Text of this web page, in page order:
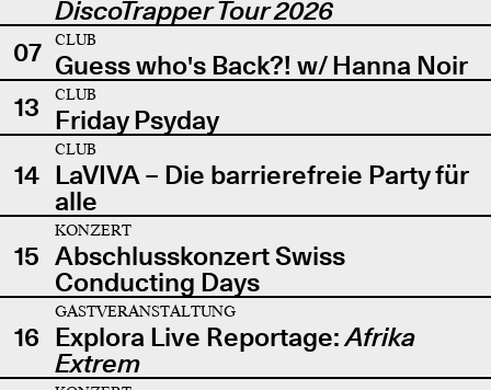
DiscoTrapper Tour 2026
07
CLUB
Guess who's Back?! w/ Hanna Noir
13
CLUB
Friday Psyday
14
CLUB
LaVIVA – Die barrierefreie Party für
alle
15
KONZERT
Abschlusskonzert Swiss
Conducting Days
16
GASTVERANSTALTUNG
Explora Live Reportage:Afrika
Extrem